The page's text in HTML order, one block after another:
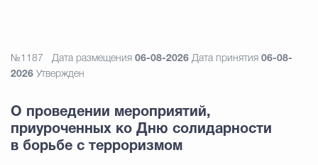
№1187 Дата размещения 06-08-2026 Дата принятия 06-08-
2026 Утвержден
О проведении мероприятий,
приуроченных ко Дню солидарности
в борьбе с терроризмом